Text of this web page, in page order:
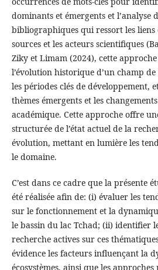
dominants et émergents et l’analyse
bibliographiques qui ressort les liens
sources et les acteurs scientifiques
Ziky et Limam (2024), cette
l’évolution historique d’un champ
les périodes clés de développement,
thèmes émergents et les
académique. Cette approche offre
structurée de l’état actuel de la
évolution, mettant en lumière les
le domaine.
C’est dans ce cadre que la présente
été réalisée afin de: (i) évaluer les
sur le fonctionnement et la
le bassin du lac Tchad; (ii) identifier
recherche actives sur ces
évidence les facteurs influençant la
écosystèmes, ainsi que les